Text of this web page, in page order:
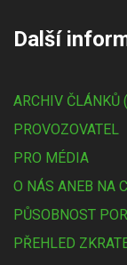
Další
ARCHIV
PROVOZOVATEL
PRO MÉDIA
O NÁS ANEB NA
PŮSOBNOST
PŘEHLED